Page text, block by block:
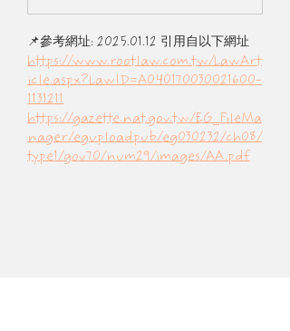
📌參考網址: 2025.01.12 引用自以下網址
https://www.rootlaw.com.tw/LawArt
icle.aspx?LawID=A040170030021600-
1131211
https://gazette.nat.gov.tw/EG_FileMa
nager/eguploadpub/eg030232/ch08/
type1/gov70/num29/images/AA.pdf